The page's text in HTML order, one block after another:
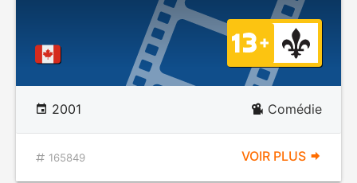
2001 Comédie
165849 VOIR PLUS